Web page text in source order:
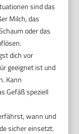
sind das
Milch, das
oder das
dich vor
geeignet ist und
Kann
Gefäß speziell
wann und
sicher einsetzt.